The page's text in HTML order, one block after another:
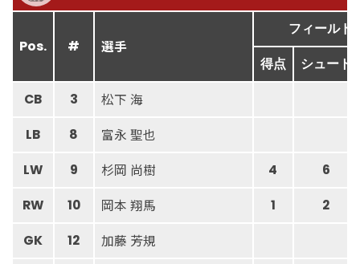
Pos. # 選手
フィールド
得点 シュート
CB 3 松下 海
LB 8 富永 聖也
LW 9 杉岡 尚樹 4 6
RW 10 岡本 翔馬 1 2
GK 12 加藤 芳規